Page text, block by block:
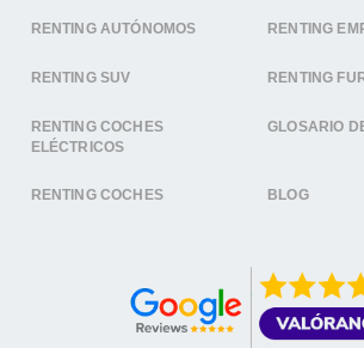
RENTING AUTÓNOMOS RENTING
RENTING SUV RENTING
RENTING COCHES
ELÉCTRICOS
GLOSARIO
RENTING COCHES BLOG